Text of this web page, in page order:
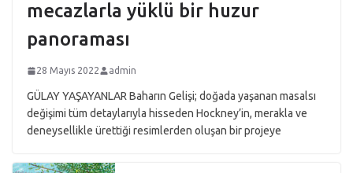
mecazlarla yüklü bir huzur
panoraması
28 Mayıs 2022 admin
GÜLAY YAŞAYANLAR Baharın Gelişi; doğada yaşanan masalsı
değişimi tüm detaylarıyla hisseden Hockney’in, merakla ve
deneysellikle ürettiği resimlerden oluşan bir projeye